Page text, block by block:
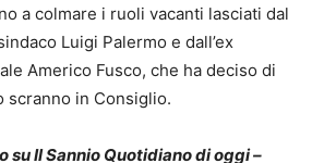
a colmare i ruoli vacanti lasciati dal
Luigi Palermo e dall’ex
Americo Fusco, che ha deciso di
scranno in Consiglio.
su Il Sannio Quotidiano di oggi –